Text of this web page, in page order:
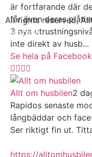
är fortfarande där
får även deras
3 nya
inte direkt av husb...
Se hela på Facebook
Allt om husbilen2
Rapidos senaste
långbäddar och
Ser riktigt fin ut.
https://
All rights reserved,
Webbyrå